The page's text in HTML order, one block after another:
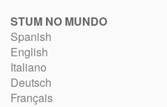
STUM NO MUNDO
Spanish
English
Italiano
Deutsch
Français